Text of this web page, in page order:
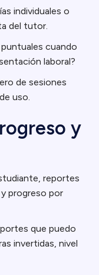
individuales o
del tutor.
cuando
laboral?
de sesiones
uso.
y
reportes
progreso por
que puedo
invertidas, nivel